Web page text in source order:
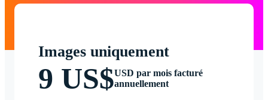
Images uniquement
9 US$USD par mois facturé
annuellement